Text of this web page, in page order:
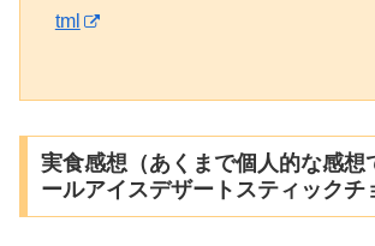
tml
実食感想（あくまで個人的な感想
ールアイスデザートスティックチ